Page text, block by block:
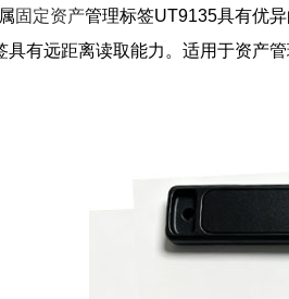
固定资产管理标签UT9135具有优异
有远距离读取能力。适用于资产